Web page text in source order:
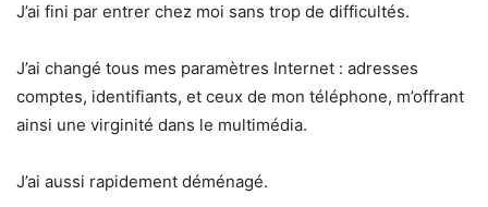
J’ai fini par entrer chez moi sans trop de difficultés.
J’ai changé tous mes paramètres Internet : adresses
comptes, identifiants, et ceux de mon téléphone, m’offrant
ainsi une virginité dans le multimédia.
J’ai aussi rapidement déménagé.